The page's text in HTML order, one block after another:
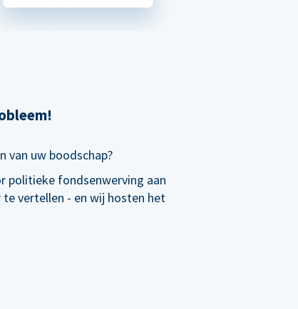
van uw boodschap?
politieke fondsenwerving aan
vertellen - en wij hosten het